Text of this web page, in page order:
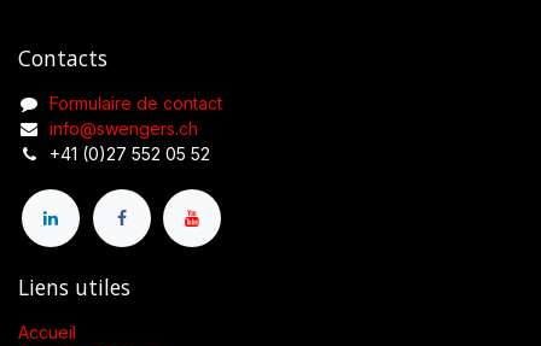
Contacts
Formulaire de contact
info@swengers.ch
+41 (0)27 552 05 52
Liens utiles
Accueil